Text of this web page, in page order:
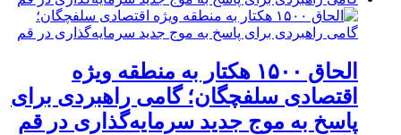
الحاق ۱۵۰۰ هکتار به منطقه ویژه
اقتصادی سلفچگان؛ گامی راهبردی برای
پاسخ به موج جدید سرمایه‌گذاری در قم